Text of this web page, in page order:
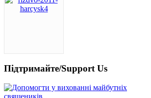
Підтримайте/Support Us